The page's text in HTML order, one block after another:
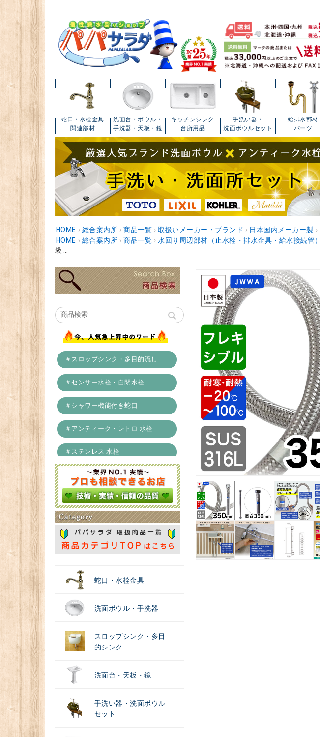
蛇口・水栓金具
関連部材
洗面台・ボウル・
手洗器・天板・鏡
キッチンシンク
台所用品
手洗い器・
洗面ボウルセット
給排水部材
パーツ
HOME › 総合案内所 › 商品一覧 › 取扱いメーカー・ブランド › 日本国内メーカー製 ›
HOME › 総合案内所 › 商品一覧 › 水回り周辺部材（止水栓・排水金具・給水接続管）
級 ...
＃スロップシンク・多目的流し
＃センサー水栓・自閉水栓
＃シャワー機能付き蛇口
＃アンティーク・レトロ 水栓
＃ステンレス 水栓
＃浄水器
蛇口・水栓金具
洗面ボウル・手洗器
スロップシンク・多目
的シンク
洗面台・天板・鏡
手洗い器・洗面ボウル
セット